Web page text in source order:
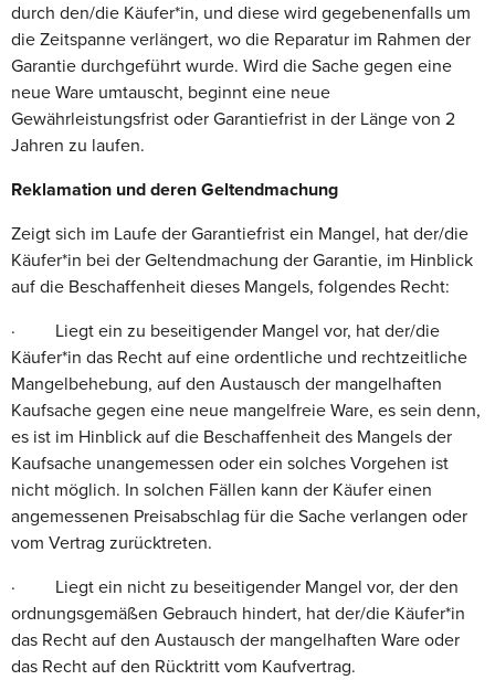
durch den/die Käufer*in, und diese wird gegebenenfalls um
die Zeitspanne verlängert, wo die Reparatur im Rahmen der
Garantie durchgeführt wurde. Wird die Sache gegen eine
neue Ware umtauscht, beginnt eine neue
Gewährleistungsfrist oder Garantiefrist in der Länge von 2
Jahren zu laufen.
Reklamation und deren Geltendmachung
Zeigt sich im Laufe der Garantiefrist ein Mangel, hat der/die
Käufer*in bei der Geltendmachung der Garantie, im Hinblick
auf die Beschaffenheit dieses Mangels, folgendes Recht:
· Liegt ein zu beseitigender Mangel vor, hat der/die
Käufer*in das Recht auf eine ordentliche und rechtzeitliche
Mangelbehebung, auf den Austausch der mangelhaften
Kaufsache gegen eine neue mangelfreie Ware, es sein denn,
es ist im Hinblick auf die Beschaffenheit des Mangels der
Kaufsache unangemessen oder ein solches Vorgehen ist
nicht möglich. In solchen Fällen kann der Käufer einen
angemessenen Preisabschlag für die Sache verlangen oder
vom Vertrag zurücktreten.
· Liegt ein nicht zu beseitigender Mangel vor, der den
ordnungsgemäßen Gebrauch hindert, hat der/die Käufer*in
das Recht auf den Austausch der mangelhaften Ware oder
das Recht auf den Rücktritt vom Kaufvertrag.